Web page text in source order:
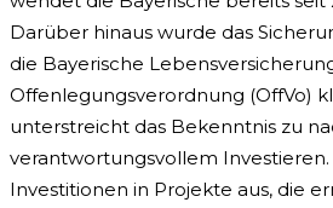
Darüber hinaus wurde das
die Bayerische
Offenlegungsverordnung (OffVo)
unterstreicht das Bekenntnis zu
verantwortungsvollem
Investitionen in Projekte aus, die